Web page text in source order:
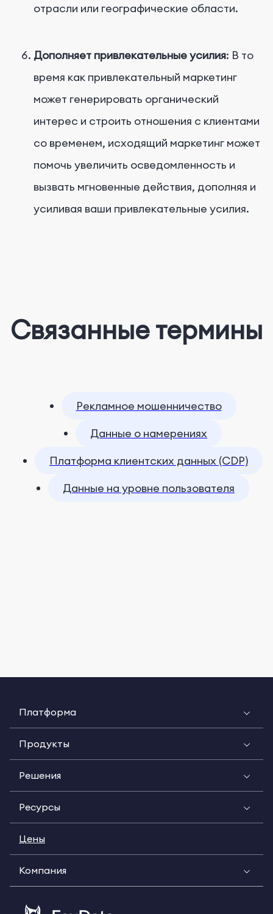
отрасли или географические области.
Дополняет привлекательные усилия: В то
время как привлекательный маркетинг
может генерировать органический
интерес и строить отношения с клиентами
со временем, исходящий маркетинг может
помочь увеличить осведомленность и
вызвать мгновенные действия, дополняя и
усиливая ваши привлекательные усилия.
Связанные термины
Рекламное мошенничество
Данные о намерениях
Платформа клиентских данных (CDP)
Данные на уровне пользователя
Платформа
Продукты
Решения
Ресурсы
Цены
Компания